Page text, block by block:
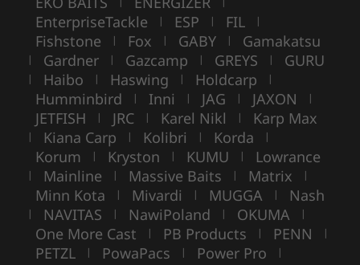
EnterpriseTackle | ESP | FIL |
Fishstone | Fox | GABY | Gamakatsu
| Gardner | Gazcamp | GREYS | GURU
| Haibo | Haswing | Holdcarp |
Humminbird | Inni | JAG | JAXON |
JETFISH | JRC | Karel Nikl | Karp Max
| Kiana Carp | Kolibri | Korda |
Korum | Kryston | KUMU | Lowrance
| Mainline | Massive Baits | Matrix |
Minn Kota | Mivardi | MUGGA | Nash
| NAVITAS | NawiPoland | OKUMA |
One More Cast | PB Products | PENN |
PETZL | PowaPacs | Power Pro |